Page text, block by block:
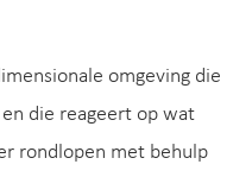
omgeving die
die reageert op wat
rondlopen met behulp